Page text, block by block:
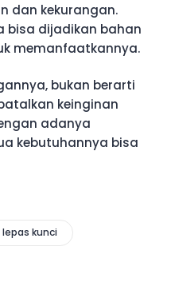
dan kekurangan.
bisa dijadikan bahan
memanfaatkannya.
bukan berarti
keinginan
adanya
kebutuhannya bisa
kunci